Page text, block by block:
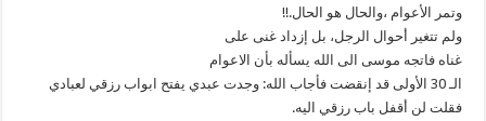
وتمر الأعوام ،والحال هو الحال.!!
ولم تتغير أحوال الرجل، بل إزداد غنى على
غناه فاتجه موسى الى الله يسأله بأن الاعوام
الـ 30 الأولى قد إنقضت فأجاب الله: وجدت عبدي يفتح ابواب رزقي لعبادي
فقلت لن أقفل باب رزقي اليه.